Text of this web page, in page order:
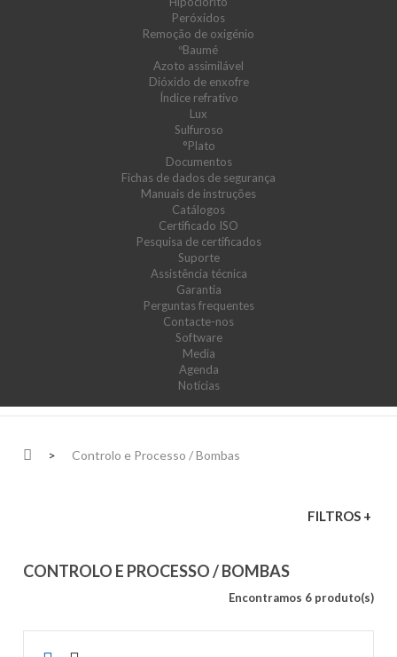
Peróxidos
Remoção de oxigénio
ºBaumé
Azoto assimilável
Dióxido de enxofre
Índice refrativo
Lux
Sulfuroso
°Plato
Documentos
Fichas de dados de segurança
Manuais de instruções
Catálogos
Certificado ISO
Pesquisa de certificados
Suporte
Assistência técnica
Garantia
Perguntas frequentes
Contacte-nos
Software
Media
Agenda
Notícias
> Controlo e Processo / Bombas
FILTROS +
CONTROLO E PROCESSO / BOMBAS
Encontramos 6 produto(s)